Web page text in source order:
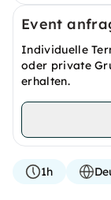
Event
Individuelle
oder private
erhalten.
1h